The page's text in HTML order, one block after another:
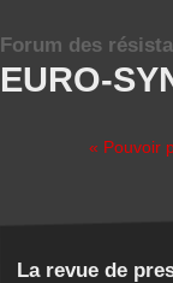
EURO-
Forum des
« Pouvoir
La revue de